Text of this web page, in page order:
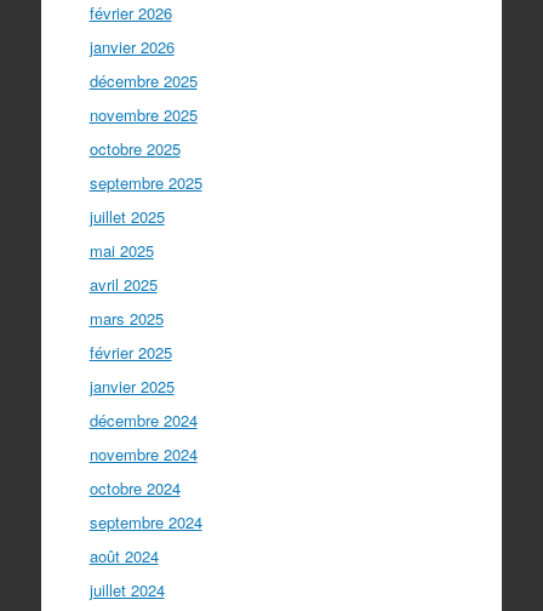
février 2026
janvier 2026
décembre 2025
novembre 2025
octobre 2025
septembre 2025
juillet 2025
mai 2025
avril 2025
mars 2025
février 2025
janvier 2025
décembre 2024
novembre 2024
octobre 2024
septembre 2024
août 2024
juillet 2024